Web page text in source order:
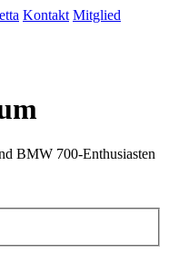
Kontakt Mitglied
BMW 700-Enthusiasten